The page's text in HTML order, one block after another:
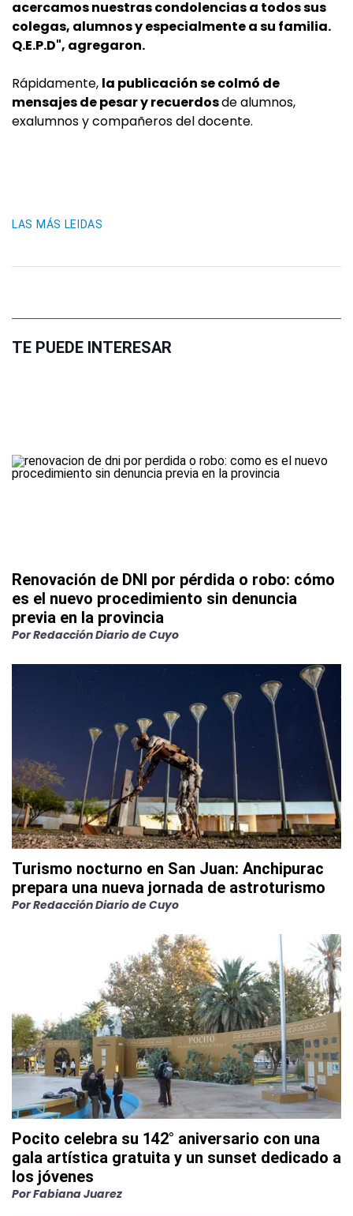
acercamos nuestras condolencias a todos sus
colegas, alumnos y especialmente a su familia.
Q.E.P.D", agregaron.
Rápidamente, la publicación se colmó de
mensajes de pesar y recuerdosde alumnos,
exalumnos y compañeros del docente.
LAS MÁS LEIDAS
TE PUEDE INTERESAR
Renovación de DNI por pérdida o robo: cómo
es el nuevo procedimiento sin denuncia
previa en la provincia
PorRedacción Diario de Cuyo
Turismo nocturno en San Juan: Anchipurac
prepara una nueva jornada de astroturismo
PorRedacción Diario de Cuyo
Pocito celebra su 142° aniversario con una
gala artística gratuita y un sunset dedicado a
los jóvenes
PorFabiana Juarez